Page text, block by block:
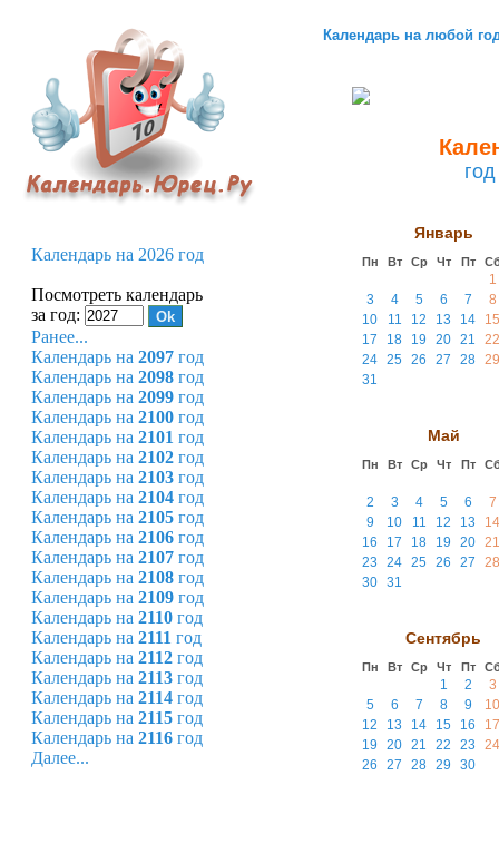
Календарь на любой
Январь
Пн Вт Ср Чт Пт
1
3
4 5 6 7
8
10
11 12 13 14
15
17
18 19 20 21
22
24 25 26 27 28 29
31
Май
Пн Вт Ср Чт Пт
2 3 4 5 6
7
9
10 11 12 13
14
16
17 18 19 20 21
23
24 25 26 27
28
30 31
Сентябрь
Пн Вт Ср Чт Пт
1 2
3
5
6 7 8 9
10
12
13 14 15 16
17
19
20 21 22 23
24
26
27 28 29 30
Календарь на 2026 год
Посмотреть календарь
за год:
Ранее...
Календарь на 2097 год
Календарь на 2098 год
Календарь на 2099 год
Календарь на 2100 год
Календарь на 2101 год
Календарь на 2102 год
Календарь на 2103 год
Календарь на 2104 год
Календарь на 2105 год
Календарь на 2106 год
Календарь на 2107 год
Календарь на 2108 год
Календарь на 2109 год
Календарь на 2110 год
Календарь на 2111 год
Календарь на 2112 год
Календарь на 2113 год
Календарь на 2114 год
Календарь на 2115 год
Календарь на 2116 год
Далее...